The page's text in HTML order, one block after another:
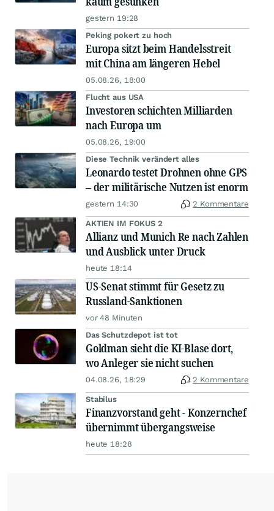
gestern 19:28
Peking pokert zu hoch
Europa sitzt beim Handelsstreit
mit China am längeren Hebel
05.08.26, 18:00
Flucht aus USA
Investoren schichten Milliarden
nach Europa um
05.08.26, 19:00
Diese Technik verändert alles
Leonardo testet Drohnen ohne GPS
– der militärische Nutzen ist enorm
gestern 14:30 2 Kommentare
AKTIEN IM FOKUS 2
Allianz und Munich Re nach Zahlen
und Ausblick unter Druck
heute 18:14
US-Senat stimmt für Gesetz zu
Russland-Sanktionen
vor 48 Minuten
Das Schutzdepot ist tot
Goldman sieht die KI-Blase dort,
wo Anleger sie nicht suchen
04.08.26, 18:29 2 Kommentare
Stabilus
Finanzvorstand geht - Konzernchef
übernimmt übergangsweise
heute 18:28